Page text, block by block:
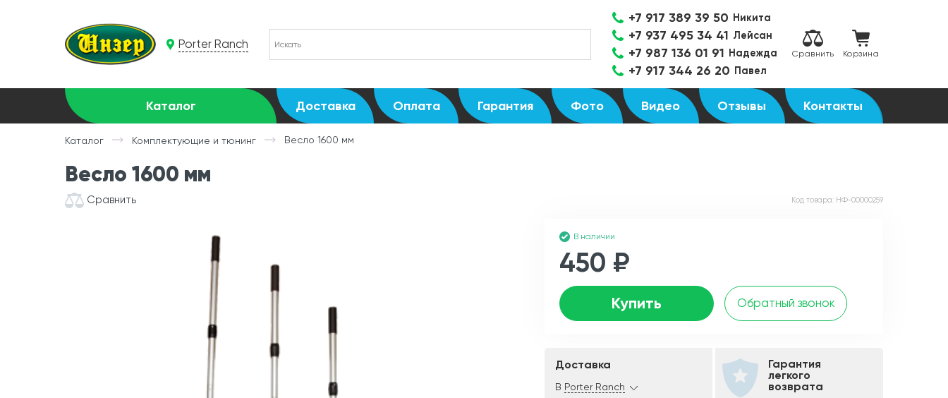
Porter Ranch
+7 917 389 39 50 Никита
+7 937 495 34 41 Лейсан
+7 987 136 01 91 Надежда
+7 917 344 26 20 Павел
Сравнить Корзина
Каталог Доставка Оплата Гарантия Фото Видео Отзывы Контакты
Каталог Комплектующие и тюнинг Весло 1600 мм
Весло 1600 мм
Сравнить Код товара: НФ-00000259
В наличии
450 ₽
Купить Обратный звонок
Доставка
В Porter Ranch
Гарантия
легкого
возврата